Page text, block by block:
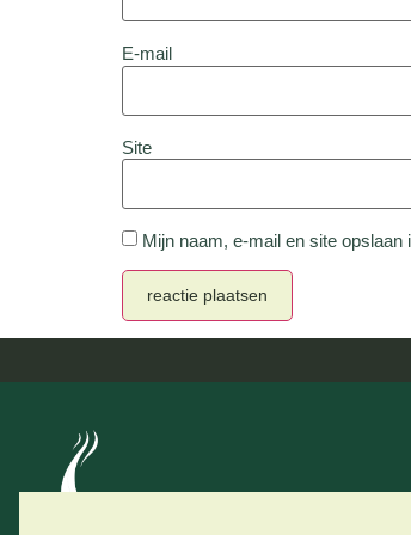
E-mail
Site
Mijn naam, e-mail en site